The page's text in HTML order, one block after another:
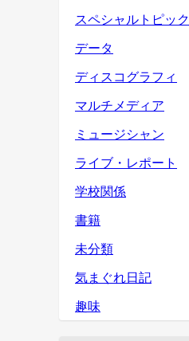
スペシャルトピック
データ
ディスコグラフィ
マルチメディア
ミュージシャン
ライブ・レポート
学校関係
書籍
未分類
気まぐれ日記
趣味